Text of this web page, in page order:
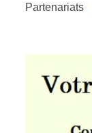
Partenariats